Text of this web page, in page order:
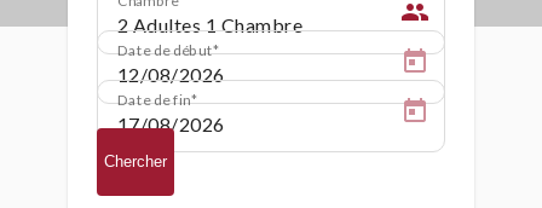
people
Date de début
Date de fin
Chercher